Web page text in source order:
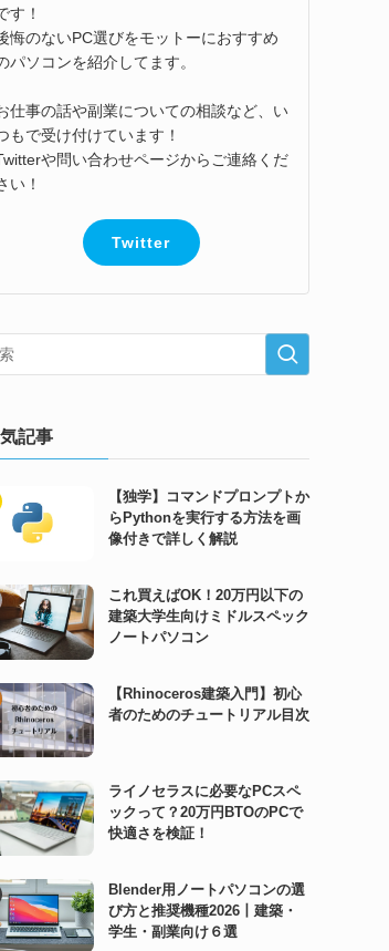
す！
悔のないPC選びをモットーにおすすめ
パソコンを紹介してます。
仕事の話や副業についての相談など、い
もで受け付けています！
や問い合わせページからご連絡くだ
い！
Twitter
記事
【独学】コマンドプロンプトか
らPythonを実行する方法を画
像付きで詳しく解説
これ買えばOK！20万円以下の
建築大学生向けミドルスペック
ノートパソコン
【Rhinoceros建築入門】初心
者のためのチュートリアル目次
ライノセラスに必要なPCスペ
ックって？20万円BTOのPCで
快適さを検証！
Blender用ノートパソコンの選
び方と推奨機種2026丨建築・
学生・副業向け６選